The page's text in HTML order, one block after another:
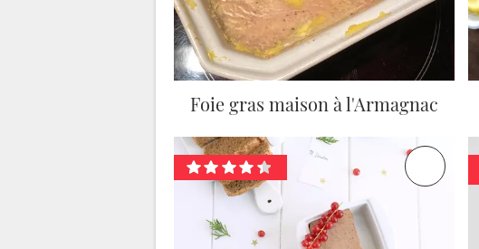
Foie gras maison à l'Armagnac